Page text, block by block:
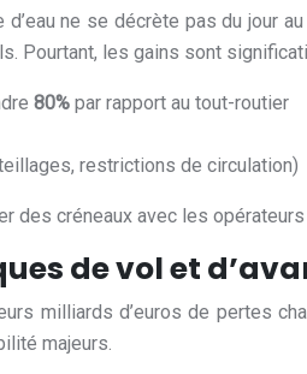
ne se décrète pas du jour
Pourtant, les gains sont
80% par rapport au tout-routier
restrictions de circulation)
des créneaux avec les
de vol et
milliards d’euros de pertes
majeurs.